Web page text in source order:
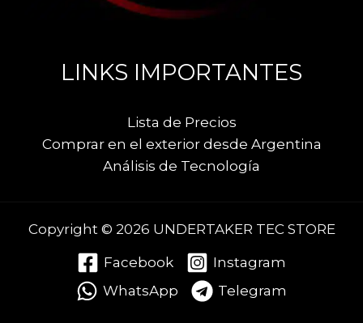
LINKS IMPORTANTES
Lista de Precios
Comprar en el exterior desde Argentina
Análisis de Tecnología
Copyright © 2026 UNDERTAKER TEC STORE
Facebook
Instagram
WhatsApp
Telegram